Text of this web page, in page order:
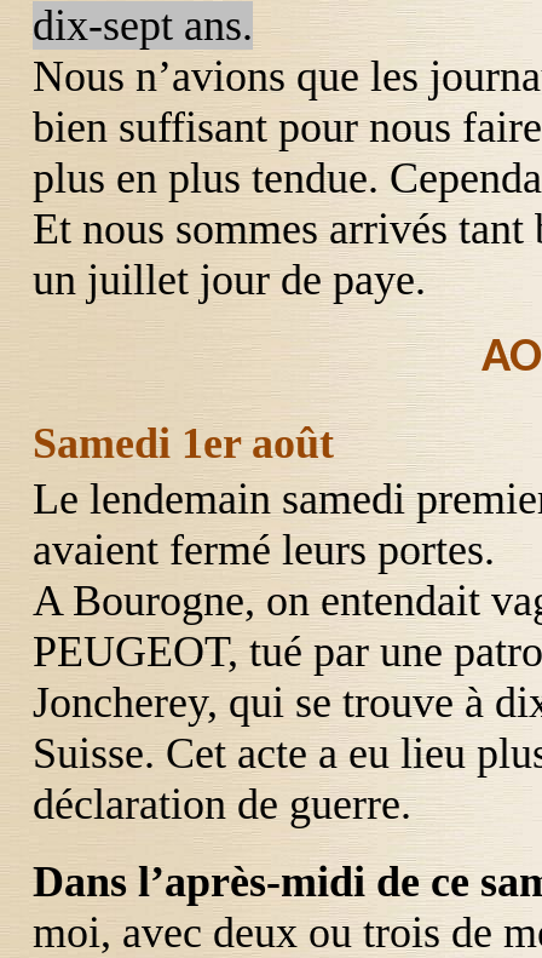
dix-sept ans.
Nous n’avions que les
bien suffisant pour nous
plus en plus tendue.
Et nous sommes arrivés
un juillet jour de paye.
Samedi 1er août
Le lendemain samedi
avaient fermé leurs portes.
A Bourogne, on entendait
PEUGEOT, tué par une
Joncherey, qui se trouve à
Suisse. Cet acte a eu lieu
déclaration de guerre.
Dans l’après-midi de ce
moi, avec deux ou trois de